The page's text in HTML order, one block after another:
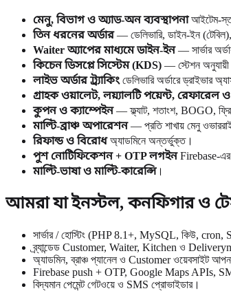
মেনু, বিভাগ ও অ্যাড-অন ব্যবস্থাপনাআইটেম-
তিন ধরনের অর্ডার— ডেলিভারি, ডাইন-ইন
Waiter অ্যাপের মাধ্যমে ডাইন-ইন— সার্ভার
কিচেন ডিসপ্লে সিস্টেম (KDS) — স্টেশন অনুযায়ী
লাইভ অর্ডার ট্র্যাকিং ডেলিভারি অর্ডারে ড্রাইভার
গ্রাহক ওয়ালেট, লয়্যালটি পয়েন্ট, রেফারেল ও
কুপন ও ক্যাম্পেইন— ফ্ল্যাট, শতাংশ, BOGO, ফ্রি-
মাল্টি-ব্রাঞ্চ অপারেশন— প্রতি শাখায় মেনু
রিফান্ড ও বিরোধঅ্যাডমিনে অন্তর্ভুক্ত।
পুশ নোটিফিকেশন + OTP লগইনFirebase-এর
মাল্টি-ভাষা ও মাল্টি-কারেন্সি।
আমরা যা ইনস্টল, কনফিগার ও
সার্ভার / হোস্টিং (PHP 8.1+, MySQL, কিউ, cron,
ব্র্যান্ডেড Customer, Waiter, Kitchen ও
অ্যাডমিন, ব্রাঞ্চ প্যানেল ও Customer ওয়েবসাইট
Firebase push + OTP, Google Maps APIs,
বিদ্যমান পেমেন্ট গেটওয়ে ও SMS প্রোভাইডার।